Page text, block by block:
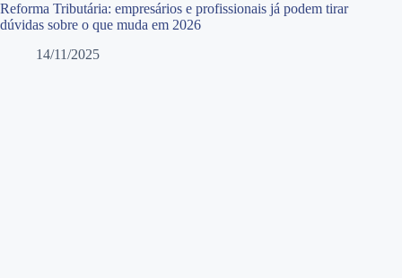
Reforma Tributária: empresários e profissionais já podem tirar
dúvidas sobre o que muda em 2026
14/11/2025